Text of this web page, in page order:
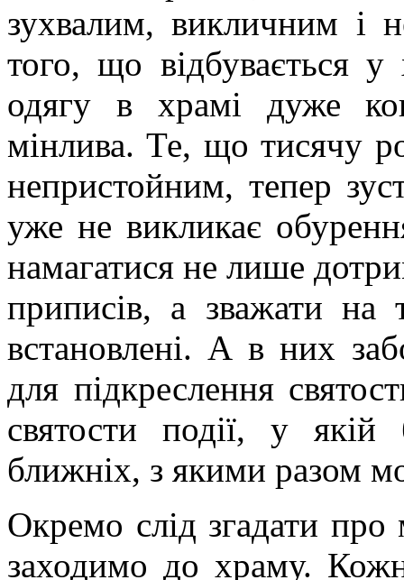
зухвалим, викличним і
того, що відбувається
одягу в храмі дуже
мінлива. Те, що тисячу
непристойним, тепер
уже не викликає
намагатися не лише
приписів, а зважати
встановлені. А в них
для підкреслення
святости події, у
ближніх, з якими разом
Окремо слід згадати
заходимо до храму.